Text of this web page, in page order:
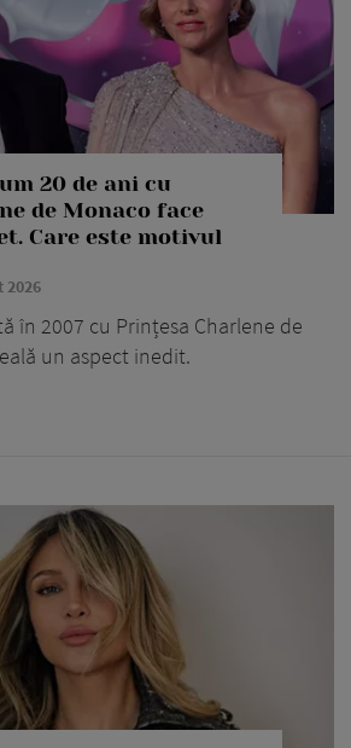
20 de ani cu
de Monaco face
Care este motivul
2026
în 2007 cu Prințesa Charlene de
un aspect inedit.